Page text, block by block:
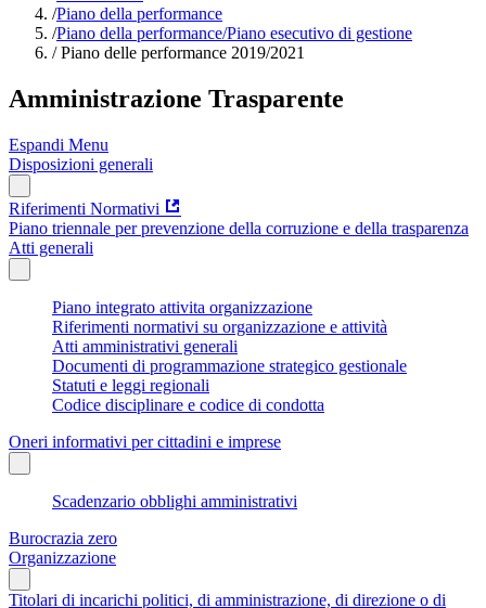
/Piano della performance
/Piano della performance/Piano esecutivo di gestione
/Piano delle performance 2019/2021
Amministrazione Trasparente
Espandi Menu
Disposizioni generali
Riferimenti Normativi
Piano triennale per prevenzione della corruzione e della trasparenza
Atti generali
Piano integrato attivita organizzazione
Riferimenti normativi su organizzazione e attività
Atti amministrativi generali
Documenti di programmazione strategico gestionale
Statuti e leggi regionali
Codice disciplinare e codice di condotta
Oneri informativi per cittadini e imprese
Scadenzario obblighi amministrativi
Burocrazia zero
Organizzazione
Titolari di incarichi politici, di amministrazione, di direzione o di